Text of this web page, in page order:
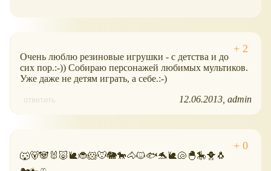
Очень люблю резиновые игрушки - с детства и до
сих пор.:-)) Собираю персонажей любимых мультиков.
Уже даже не детям играть, а себе.:-)
ответить 12.06.2013 admin
🐺🐻🐼🐰🐷🐌🐞🐹🐭🐘🐎🐴🐱🐟🐬🐌🐚🐣🎠🐥🐧